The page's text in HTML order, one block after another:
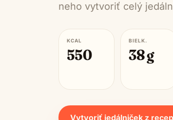
neho vytvoriť celý
KCAL
550
BIELK.
38g
Vytvoriť jedálniček z